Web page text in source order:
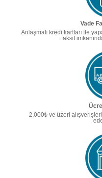
Vade
Anlaşmalı kredi kartları ile
taksit
2.000₺ ve üzeri